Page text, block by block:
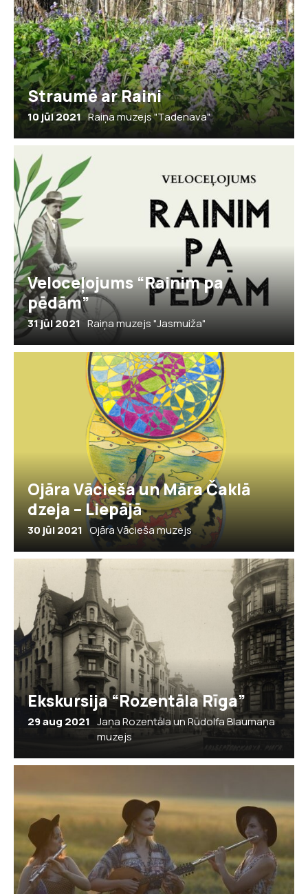
Straumē ar Raini
10 jūl 2021 Raiņa muzejs "Tadenava"
Veloceļojums “Rainim pa
pēdām”
31 jūl 2021 Raiņa muzejs "Jasmuiža"
Ojāra Vācieša un Māra Čaklā
dzeja – Liepājā
30 jūl 2021 Ojāra Vācieša muzejs
Ekskursija “Rozentāla Rīga”
29 aug 2021 Jaņa Rozentāla un Rūdolfa Blaumaņa
muzejs